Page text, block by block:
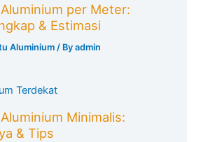
per Meter:
& Estimasi
Aluminium / Byadmin
Minimalis:
& Tips